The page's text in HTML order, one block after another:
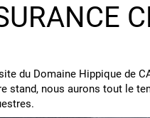
du Domaine Hippique de
stand, nous aurons tout le